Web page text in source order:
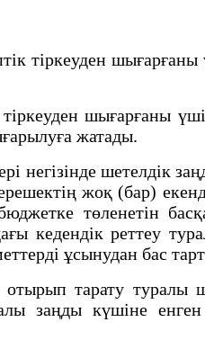
тiркеуден
шығарғаны
жатады.
негізінде шетелдік
жоқ (бар)
төленетін
кедендік реттеу
ұсынудан бас
тарату туралы
заңды күшіне